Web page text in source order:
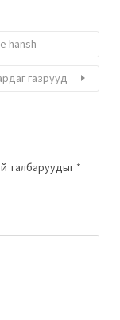
hansh
газрууд
талбаруудыг *